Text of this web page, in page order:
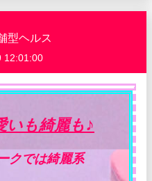
型ヘルス
12:01:00
いも綺麗も ♪
クでは綺麗系